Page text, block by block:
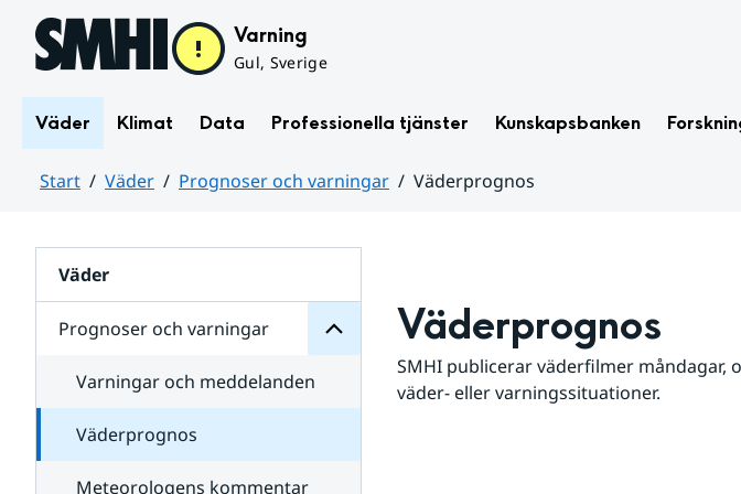
Hoppa till sidans innehåll Varning
Gul, Sverige
Väder Klimat Data Professionella tjänster Kunskapsbanken
Start Väder Prognoser och varningar
Väderprognos
Väder
Prognoser och varningar
för
varningar
Varningar och meddelanden
Väderprognos
Meteorologens kommentar
Väderprognos
SMHI publicerar väderfilmer måndagar,
väder- eller varningssituationer.